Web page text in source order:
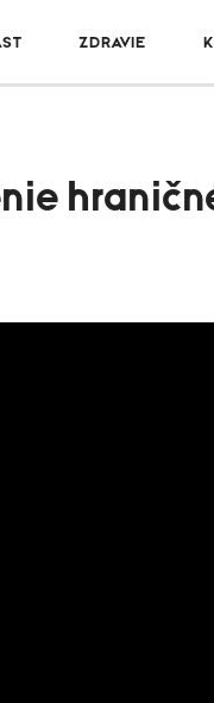
ZDRAVIE